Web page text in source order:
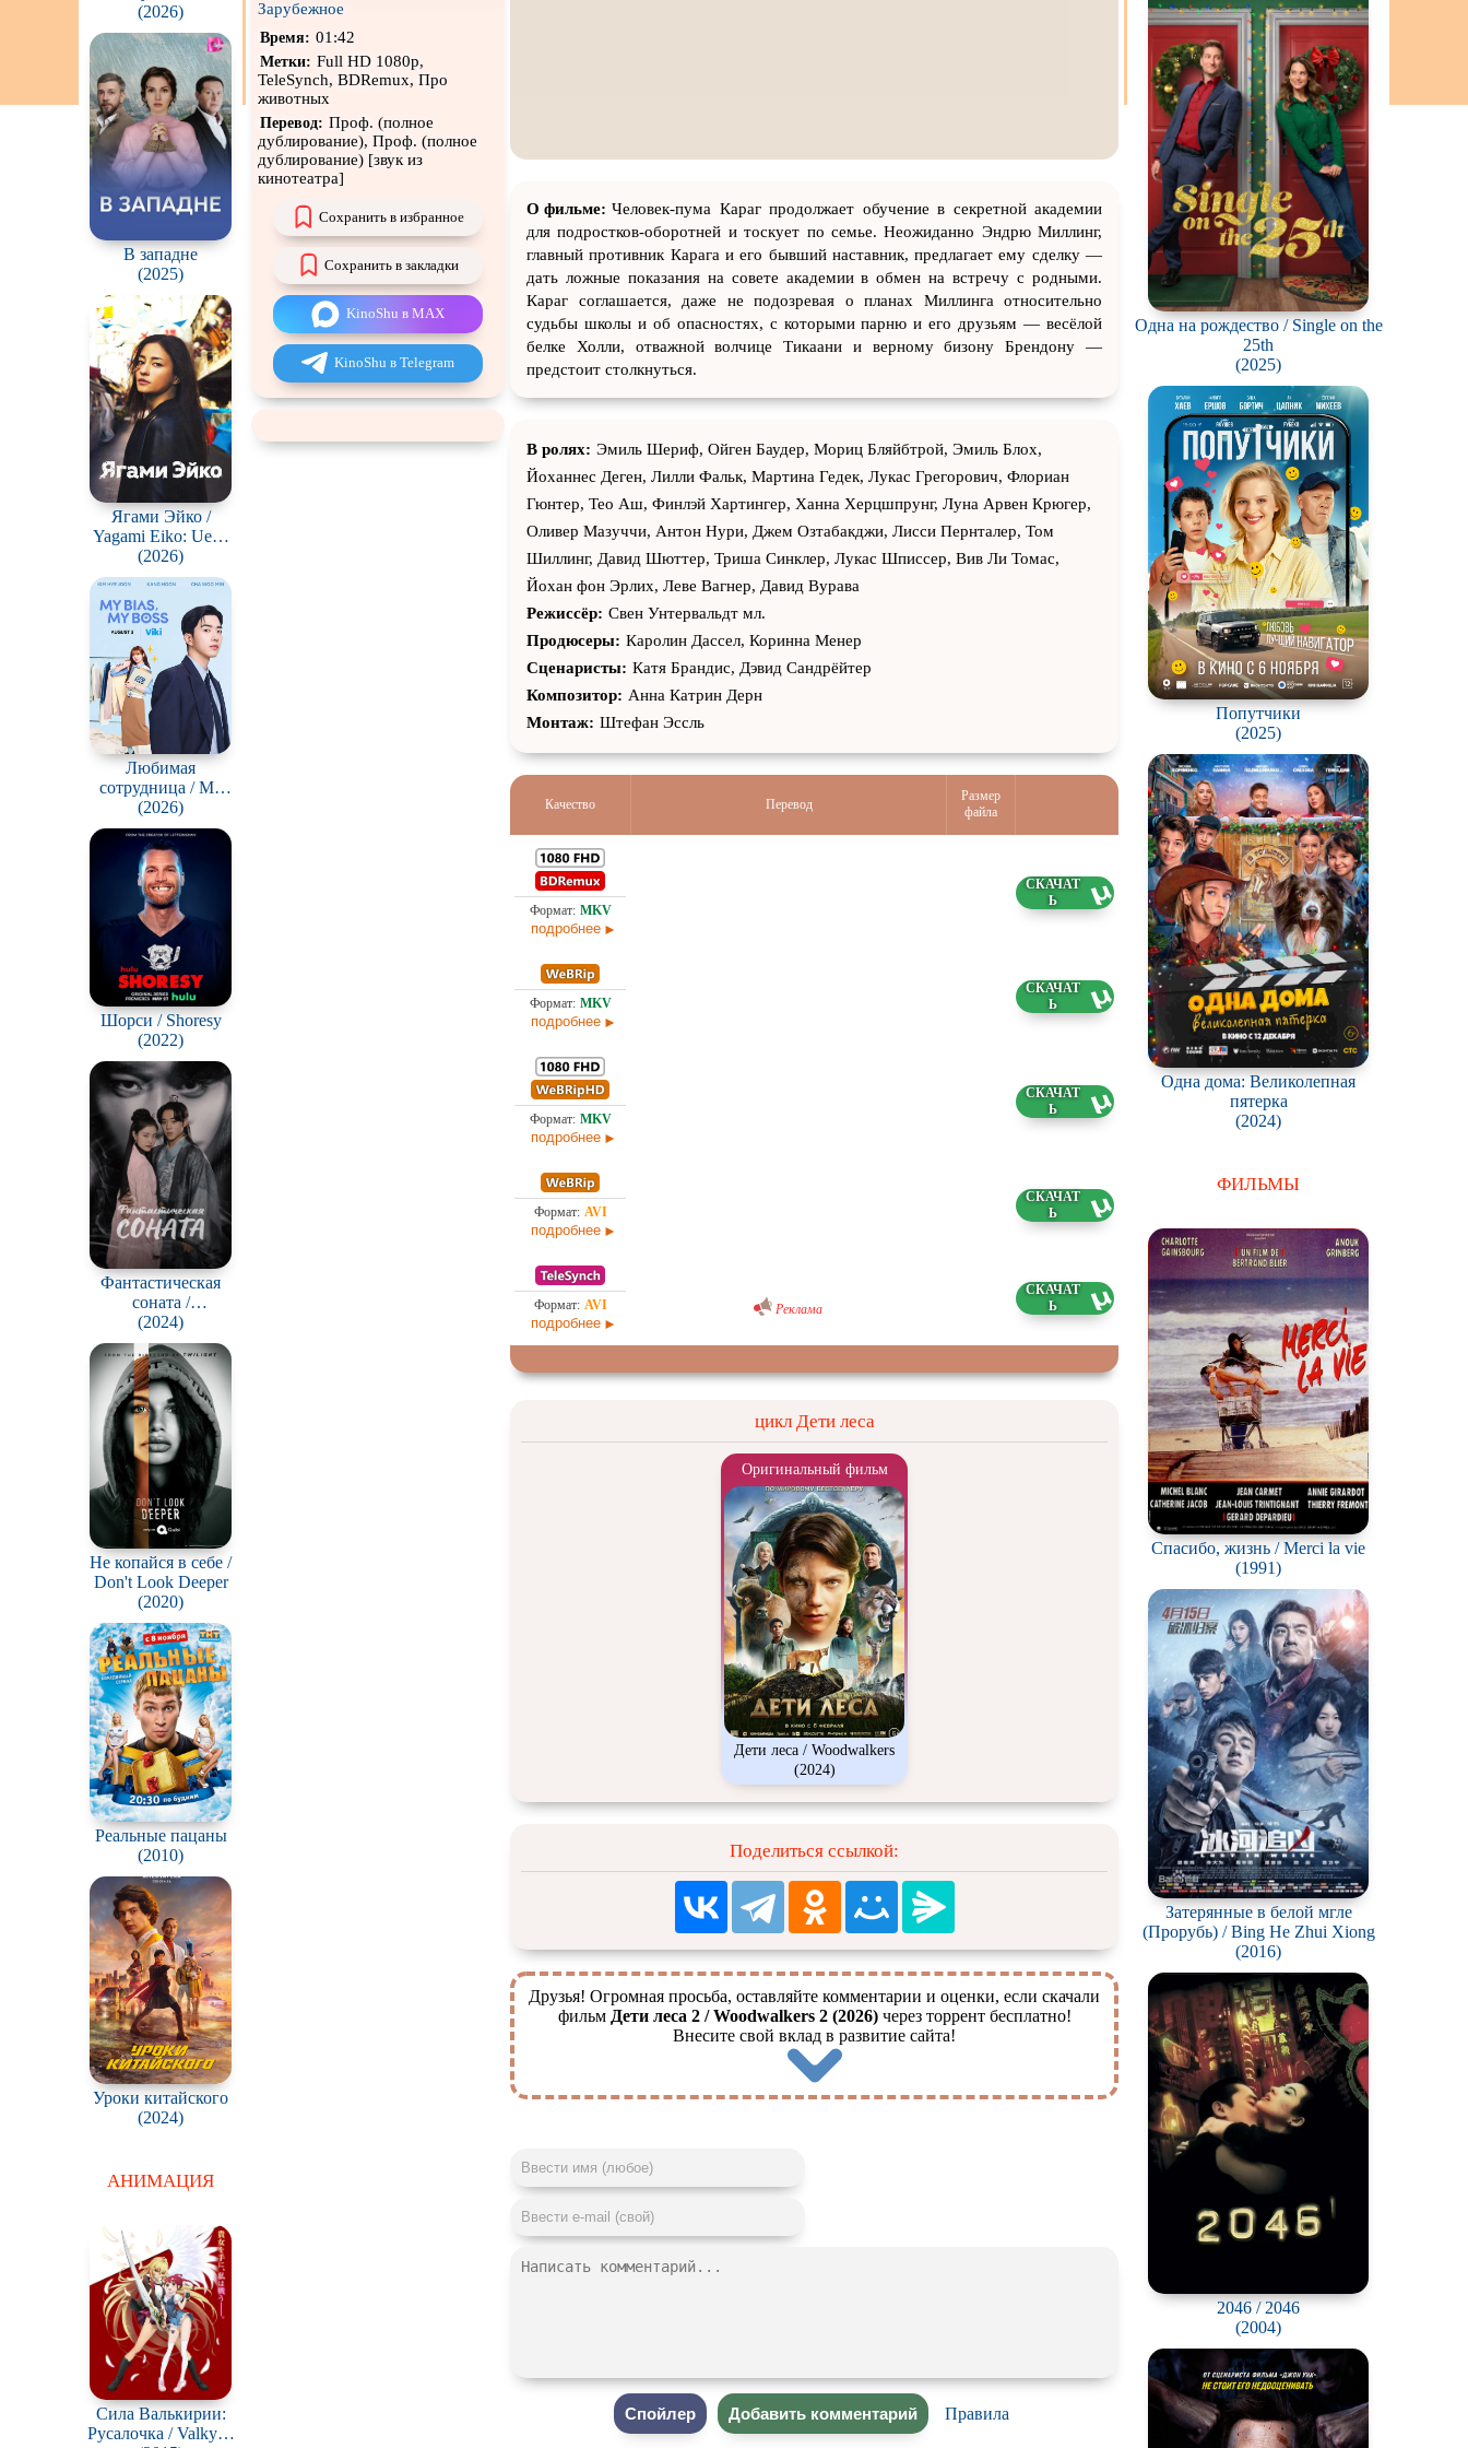
(2026)
В западне
(2025)
Ягами Эйко /
Yagami Eiko: Ueno
Chuo-sho Soshiki
Hanzai Taisakuka
(2026)
Любимая
сотрудница / My
Bias, My Boss
(Choeaeui sawon)
(2026)
Шорси / Shoresy
(2022)
Фантастическая
соната /
Hwansangyeonga
(2024)
Не копайся в себе /
Don't Look Deeper
(2020)
Реальные пацаны
(2010)
Уроки китайского
(2024)
АНИМАЦИЯ
Сила Валькирии:
Русалочка / Valkyrie
CAMRip
Зарубежное
Время: 01:42
Метки: Full HD 1080p,
TeleSynch, BDRemux, Про
животных
Перевод: Проф. (полное
дублирование), Проф. (полное
дублирование) [звук из
кинотеатра]
Сохранить в избранное
Сохранить в закладки
KinoShu в MAX
KinoShu в Telegram
О фильме: Человек-пума Караг продолжает обучение в секретной академии
для подростков-оборотней и тоскует по семье. Неожиданно Эндрю Миллинг,
главный противник Карага и его бывший наставник, предлагает ему сделку —
дать ложные показания на совете академии в обмен на встречу с родными.
Караг соглашается, даже не подозревая о планах Миллинга относительно
судьбы школы и об опасностях, с которыми парню и его друзьям — весёлой
белке Холли, отважной волчице Тикаани и верному бизону Брендону —
предстоит столкнуться.
В ролях: Эмиль Шериф, Ойген Баудер, Мориц Бляйбтрой, Эмиль Блох,
Йоханнес Деген, Лилли Фальк, Мартина Гедек, Лукас Грегорович, Флориан
Гюнтер, Тео Аш, Финлэй Хартингер, Ханна Херцшпрунг, Луна Арвен Крюгер,
Оливер Мазуччи, Антон Нури, Джем Озтабакджи, Лисси Пернталер, Том
Шиллинг, Давид Шюттер, Триша Синклер, Лукас Шписсер, Вив Ли Томас,
Йохан фон Эрлих, Леве Вагнер, Давид Вурава
Режиссёр: Свен Унтервальдт мл.
Продюсеры: Каролин Дассел, Коринна Менер
Сценаристы: Катя Брандис, Дэвид Сандрёйтер
Композитор: Анна Катрин Дерн
Монтаж: Штефан Эссль
Качество Перевод
Размер
файла
подробнее
подробнее
подробнее
подробнее
подробнее
Реклама
цикл Дети леса
Оригинальный фильм
Дети леса / Woodwalkers
(2024)
Поделиться ссылкой:
Друзья! Огромная просьба, оставляйте комментарии и оценки, если скачали
фильм Дети леса 2 / Woodwalkers 2 (2026)через торрент бесплатно!
Внесите свой вклад в развитие сайта!
Правила
Одна на рождество / Single on the
25th
(2025)
Попутчики
(2025)
Одна дома: Великолепная
пятерка
(2024)
ФИЛЬМЫ
Спасибо, жизнь / Merci la vie
(1991)
Затерянные в белой мгле
(Прорубь) / Bing He Zhui Xiong
(2016)
2046 / 2046
(2004)